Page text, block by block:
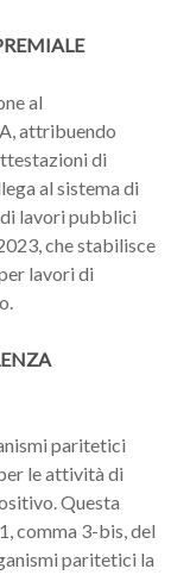
al
attribuendo
di
al sistema di
lavori pubblici
che stabilisce
lavori di
paritetici
le attività di
Questa
comma 3-bis, del
paritetici la